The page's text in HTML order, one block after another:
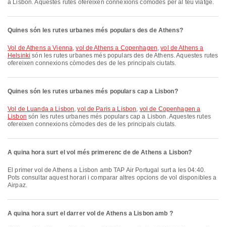
a Lisbon. Aquestes rutes ofereixen connexions còmodes per al teu viatge.
Quines són les rutes urbanes més populars des de Athens?
vol de Athens a Vienna,vol de Athens a Copenhagen,vol de Athens a
Helsinki són les rutes urbanes més populars des de Athens. Aquestes rutes
ofereixen connexions còmodes des de les principals ciutats.
Quines són les rutes urbanes més populars cap a Lisbon?
vol de Luanda a Lisbon,vol de Paris a Lisbon, vol de Copenhagen a
Lisbon són les rutes urbanes més populars cap a Lisbon. Aquestes rutes
ofereixen connexions còmodes des de les principals ciutats.
A quina hora surt el vol més primerenc de de Athens a Lisbon?
El primer vol de Athens a Lisbon amb TAP Air Portugal surt a les 04:40.
Pots consultar aquest horari i comparar altres opcions de vol disponibles a
Airpaz.
A quina hora surt el darrer vol de Athens a Lisbon amb ?